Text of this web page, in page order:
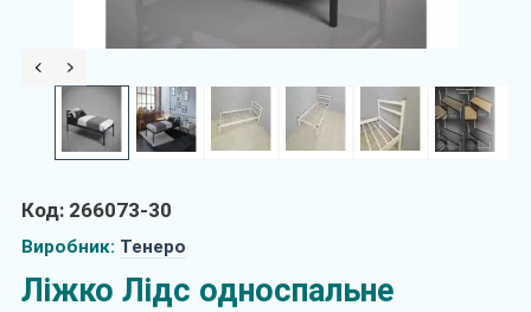
Код: 266073-30
Виробник: Тенеро
Ліжко Лідс односпальне